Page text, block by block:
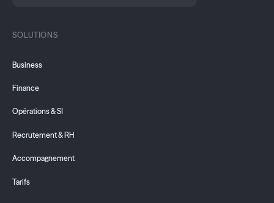
SOLUTIONS
Business
Finance
Opérations & SI
Recrutement & RH
Accompagnement
Tarifs